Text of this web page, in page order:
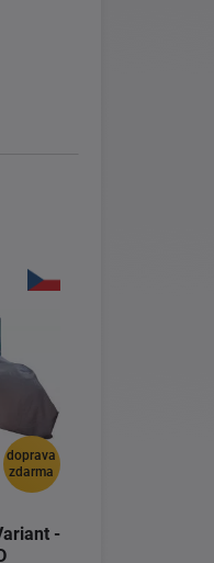
doprava
zdarma
-